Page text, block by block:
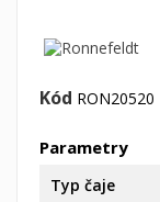
Kód RON20520
Parametry
Typ čaje
Můj
((title))
((label))
Přihlásit
Musíte být